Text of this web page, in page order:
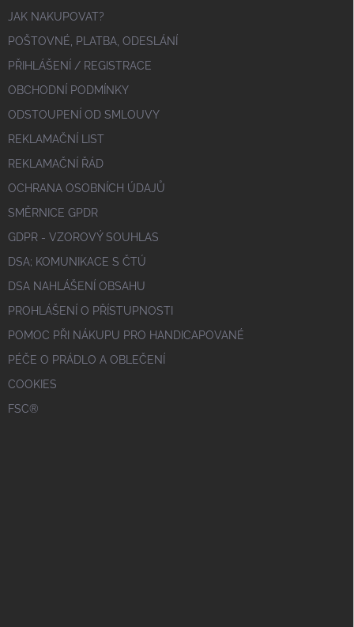
JAK NAKUPOVAT?
POŠTOVNÉ, PLATBA, ODESLÁNÍ
PŘIHLÁŠENÍ / REGISTRACE
OBCHODNÍ PODMÍNKY
ODSTOUPENÍ OD SMLOUVY
REKLAMAČNÍ LIST
REKLAMAČNÍ ŘÁD
OCHRANA OSOBNÍCH ÚDAJŮ
SMĚRNICE GPDR
GDPR - VZOROVÝ SOUHLAS
DSA; KOMUNIKACE S ČTÚ
DSA NAHLÁŠENÍ OBSAHU
PROHLÁŠENÍ O PŘÍSTUPNOSTI
POMOC PŘI NÁKUPU PRO HANDICAPOVANÉ
PÉČE O PRÁDLO A OBLEČENÍ
COOKIES
FSC®